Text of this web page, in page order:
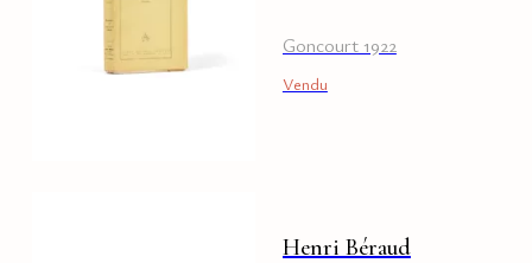
Goncourt 1922
Vendu
Henri Béraud